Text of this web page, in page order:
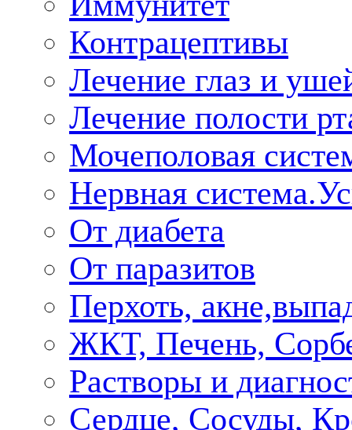
Контрацептивы
Лечение глаз и
Лечение полости
Мочеполовая
Нервная
От диабета
От паразитов
Перхоть,
ЖКТ, Печень,
Растворы и
Сердце, Сосуды,